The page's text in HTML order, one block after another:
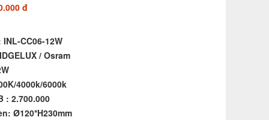
đ
CC06-12W
/ Osram
4000k/6000k
: 2.700.000
Ø120*H230mm